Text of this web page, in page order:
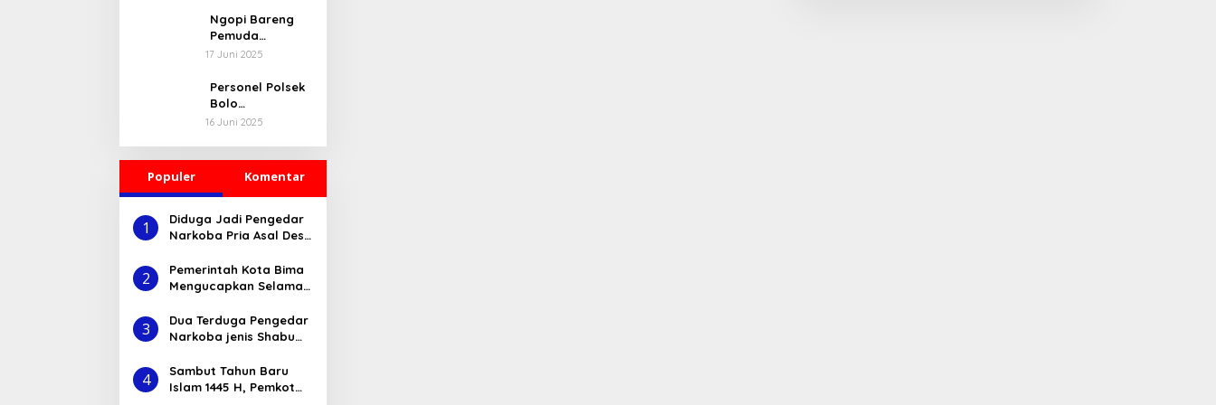
disambut
Dengan Tari
Tradisional
Ngopi Bareng
Pemuda
Ambalawi,
Aspirasi Pemuda
Dibarengi Kadis
Dikbudpora Siap
R2 dan R3
17 Juni 2025
Personel Polsek
Bolo
Melaksanakan K
TPU Desa
Kananga
16 Juni 2025
Populer Komentar
1
Diduga Jadi Pengedar
Narkoba Pria Asal Desa
Opsanal Sat-
Resnarkoba Polres
2
Pemerintah Kota Bima
Mengucapkan Selamat
Muharam 1445 H
3
Dua Terduga Pengedar
Narkoba jenis Shabu
Amankan Polres Bima
4
Sambut Tahun Baru
Islam 1445 H, Pemkot